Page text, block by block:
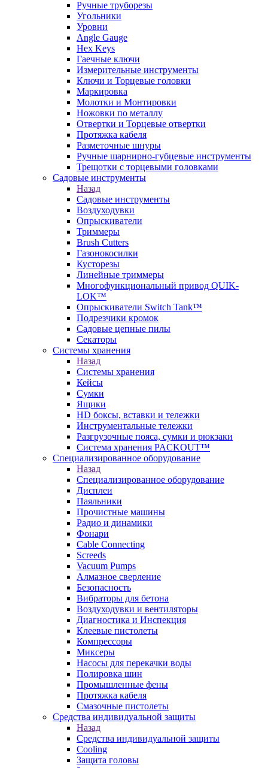
Ручные труборезы
Угольники
Уровни
Angle Gauge
Hex Keys
Гаечные ключи
Измерительные инструменты
Ключи и Торцевые головки
Маркировка
Молотки и Монтировки
Ножовки по металлу
Отвертки и Торцевые отвертки
Протяжка кабеля
Разметочные шнуры
Ручные шарнирно-губцевые инструменты
Трещотки с торцевыми головками
Садовые инструменты
Назад
Садовые инструменты
Воздуходувки
Опрыскиватели
Триммеры
Brush Cutters
Газонокосилки
Кусторезы
Линейные триммеры
Многофункциональный привод QUIK-
LOK™
Опрыскиватели Switch Tank™
Подрезчики кромок
Садовые цепные пилы
Секаторы
Системы хранения
Назад
Системы хранения
Кейсы
Сумки
Ящики
HD боксы, вставки и тележки
Инструментальные тележки
Разгрузочные пояса, сумки и рюкзаки
Система хранения PACKOUT™
Специализированное оборудование
Назад
Специализированное оборудование
Дисплеи
Паяльники
Прочистные машины
Радио и динамики
Фонари
Cable Connecting
Screeds
Vacuum Pumps
Алмазное сверление
Безопасность
Вибраторы для бетона
Воздуходувки и вентиляторы
Диагностика и Инспекция
Клеевые пистолеты
Компрессоры
Миксеры
Насосы для перекачки воды
Полировка шин
Промышленные фены
Протяжка кабеля
Смазочные пистолеты
Средства индивидуальной защиты
Назад
Средства индивидуальной защиты
Cooling
Защита головы